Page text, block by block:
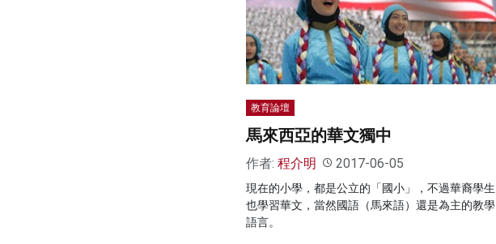
教育論壇
馬來西亞的華文獨中
作者: 程介明 2017-06-05
現在的小學，都是公立的「國小」，不過華裔學生
也學習華文，當然國語（馬來語）還是為主的教學
語言。